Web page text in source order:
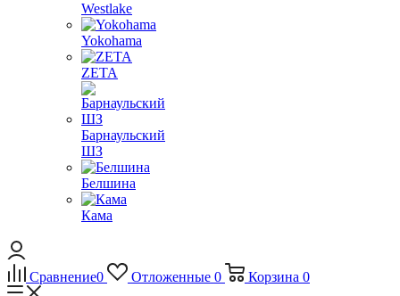
Westlake
Yokohama
ZETA
Барнаульский
ШЗ
Белшина
Кама
Сравнение0 Отложенные 0 Корзина 0